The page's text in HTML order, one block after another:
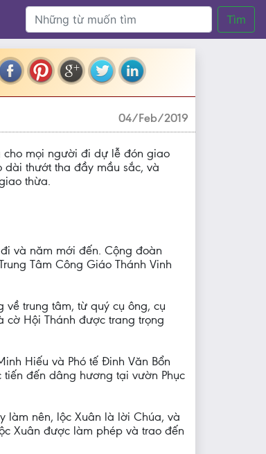
Tìm
04/Feb/2019
cho mọi người đi dự lễ đón giao
thướt tha đầy mầu sắc, và
thừa.
và năm mới đến. Cộng đoàn
Tâm Công Giáo Thánh Vinh
trung tâm, từ quý cụ ông, cụ
cờ Hội Thánh được trang trọng
Hiếu và Phó tế Đinh Văn Bổn
đến dâng hương tại vườn Phục
làm nên, lộc Xuân là lời Chúa, và
Xuân được làm phép và trao đến